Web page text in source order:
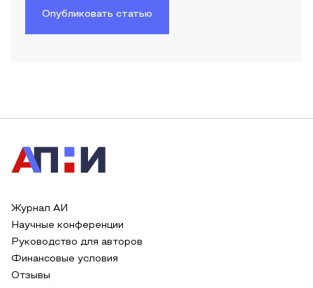
Опубликовать статью
Журнал АИ
Научные конференции
Руководство для авторов
Финансовые условия
Отзывы